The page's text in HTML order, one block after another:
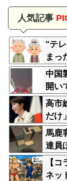
人気記事
"テ
まっ
中国
開い
高市
だけ
馬鹿
達員
【
ネッ